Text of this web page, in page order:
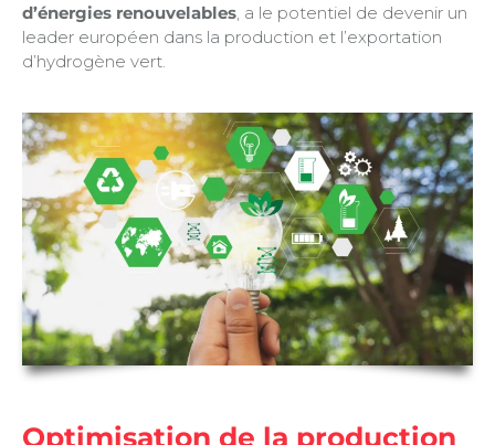
d’énergies renouvelables , a le potentiel de devenir un
leader européen dans la production et l’exportation
d’hydrogène vert.
Optimisation de la production